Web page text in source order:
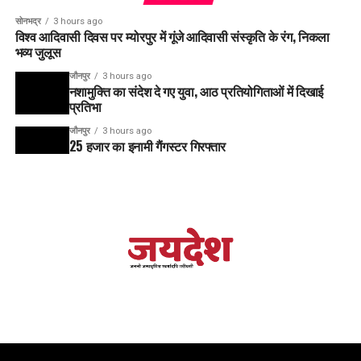
सोनभद्र 3 hours ago
विश्व आदिवासी दिवस पर म्योरपुर में गूंजे आदिवासी संस्कृति के रंग, निकला
भव्य जुलूस
जौनपुर 3 hours ago
नशामुक्ति का संदेश दे गए युवा, आठ प्रतियोगिताओं में दिखाई
प्रतिभा
जौनपुर 3 hours ago
25 हजार का इनामी गैंगस्टर गिरफ्तार